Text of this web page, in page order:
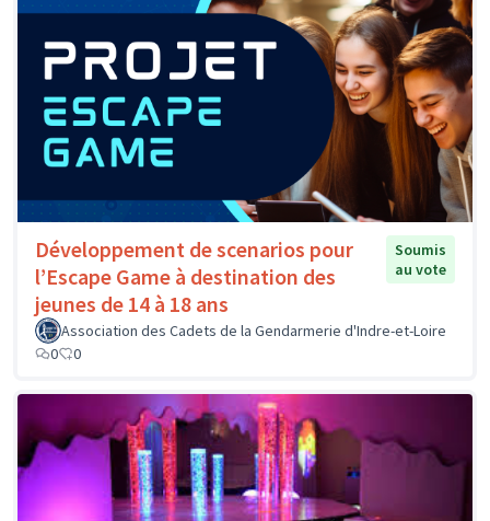
Développement de scenarios pour
l’Escape Game à destination des
jeunes de 14 à 18 ans
Soumis
au vote
Association des Cadets de la Gendarmerie d'Indre-et-Loire
0
0